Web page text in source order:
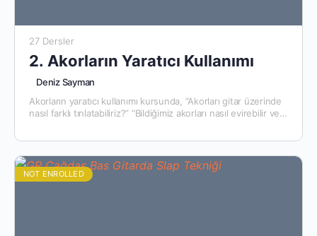
27 Dersler
2. Akorların Yaratıcı Kullanımı
Deniz Sayman
Akorların yaratıcı kullanımı kursunda, “Akorları gitar üzerinde
nasıl farklı tınlatabiliriz?” “Bildiğimiz akorları nasıl evirebilir ve
NOT ENROLLED